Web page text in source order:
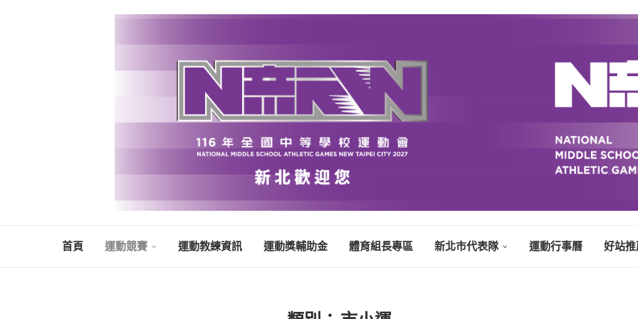
首頁 運動競賽 運動教練資訊 運動獎輔助金 體育組長專區 新北市代表隊 運動行事曆 好站